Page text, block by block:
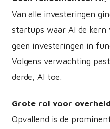
Van alle investeringen
startups waar AI de kern
geen investeringen in
Volgens verwachting
derde, AI toe.
Grote rol voor
Opvallend is de